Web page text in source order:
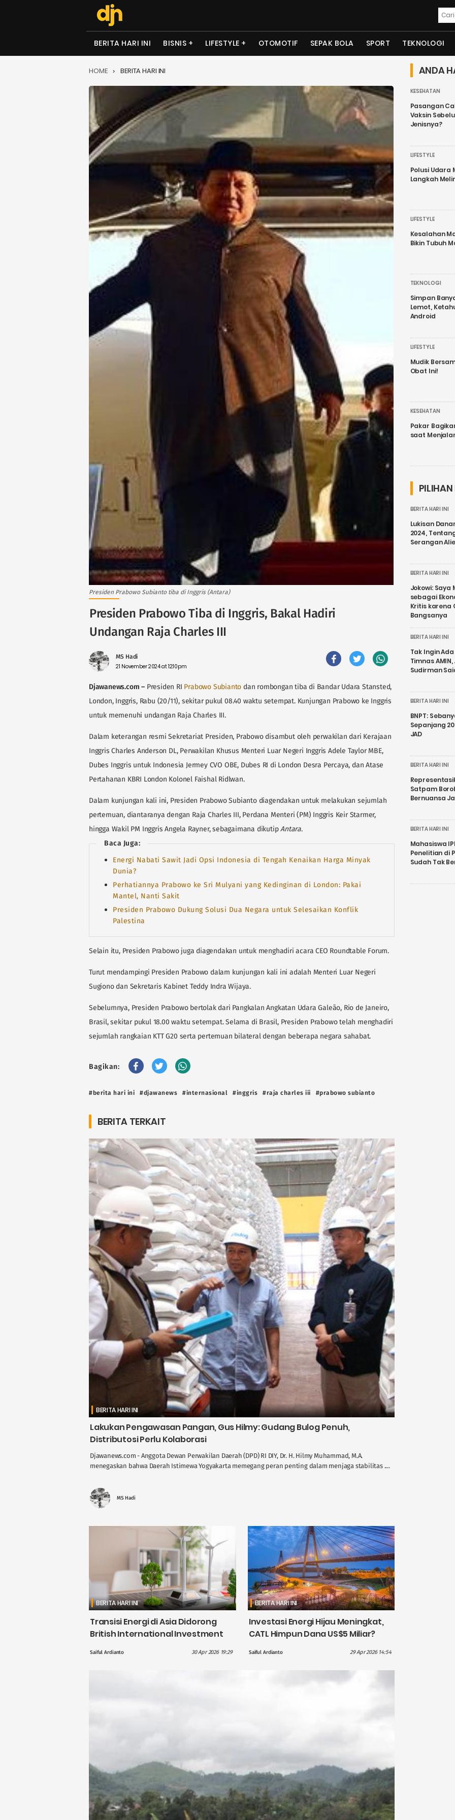
BERITA HARI INI BISNIS LIFESTYLE OTOMOTIF SEPAK BOLA SPORT TEKNOLOGI
HOME BERITA HARI INI
Presiden Prabowo Subianto tiba di Inggris (Antara)
Presiden Prabowo Tiba di Inggris, Bakal Hadiri
Undangan Raja Charles III
MS Hadi
21 November 2024 at 12:10pm
Djawanews.com – Presiden RI Prabowo Subianto dan rombongan tiba di Bandar Udara Stansted,
London, Inggris, Rabu (20/11), sekitar pukul 08.40 waktu setempat. Kunjungan Prabowo ke Inggris
untuk memenuhi undangan Raja Charles III.
Dalam keterangan resmi Sekretariat Presiden, Prabowo disambut oleh perwakilan dari Kerajaan
Inggris Charles Anderson DL, Perwakilan Khusus Menteri Luar Negeri Inggris Adele Taylor MBE,
Dubes Inggris untuk Indonesia Jermey CVO OBE, Dubes RI di London Desra Percaya, dan Atase
Pertahanan KBRI London Kolonel Faishal Ridlwan.
Dalam kunjungan kali ini, Presiden Prabowo Subianto diagendakan untuk melakukan sejumlah
pertemuan, diantaranya dengan Raja Charles III, Perdana Menteri (PM) Inggris Keir Starmer,
hingga Wakil PM Inggris Angela Rayner, sebagaimana dikutipAntara.
Baca Juga:
Energi Nabati Sawit Jadi Opsi Indonesia di Tengah Kenaikan Harga Minyak
Dunia?
Perhatiannya Prabowo ke Sri Mulyani yang Kedinginan di London: Pakai
Mantel, Nanti Sakit
Presiden Prabowo Dukung Solusi Dua Negara untuk Selesaikan Konflik
Palestina
Selain itu, Presiden Prabowo juga diagendakan untuk menghadiri acara CEO Roundtable Forum.
Turut mendampingi Presiden Prabowo dalam kunjungan kali ini adalah Menteri Luar Negeri
Sugiono dan Sekretaris Kabinet Teddy Indra Wijaya.
Sebelumnya, Presiden Prabowo bertolak dari Pangkalan Angkatan Udara Galeão, Rio de Janeiro,
Brasil, sekitar pukul 18.00 waktu setempat. Selama di Brasil, Presiden Prabowo telah menghadiri
sejumlah rangkaian KTT G20 serta pertemuan bilateral dengan beberapa negara sahabat.
Bagikan:
#berita hari ini #djawanews #internasional #inggris #raja charles iii #prabowo subianto
BERITA TERKAIT
BERITA HARI INI
Lakukan Pengawasan Pangan, Gus Hilmy: Gudang Bulog Penuh,
Distributosi Perlu Kolaborasi
Djawanews.com - Anggota Dewan Perwakilan Daerah (DPD) RI DIY, Dr. H. Hilmy Muhammad, M.A.
menegaskan bahwa Daerah Istimewa Yogyakarta memegang peran penting dalam menjaga stabilitas ....
MS Hadi
BERITA HARI INI
Transisi Energi di Asia Didorong
British International Investment
Saiful Ardianto 30 Apr 2026 19:29
BERITA HARI INI
Investasi Energi Hijau Meningkat,
CATL Himpun Dana US$5 Miliar?
Saiful Ardianto 29 Apr 2026 14:54
ANDA
KESEHATAN
Pasangan
Vaksin
Jenisnya?
LIFESTYLE
Polusi Udara
Langkah
LIFESTYLE
Kesalahan
Bikin Tubuh
TEKNOLOGI
Simpan
Lemot,
Android
LIFESTYLE
Mudik
Obat Ini!
KESEHATAN
Pakar
saat
PILIHAN
BERITA HARI INI
Lukisan
2024,
Serangan
BERITA HARI INI
Jokowi: Saya
sebagai
Kritis karena
Bangsanya
BERITA HARI INI
Tak Ingin
Timnas
Sudirman
BERITA HARI INI
BNPT:
Sepanjang
JAD
BERITA HARI INI
Satpam
Bernuansa
BERITA HARI INI
Mahasiswa
Penelitian di
Sudah Tak